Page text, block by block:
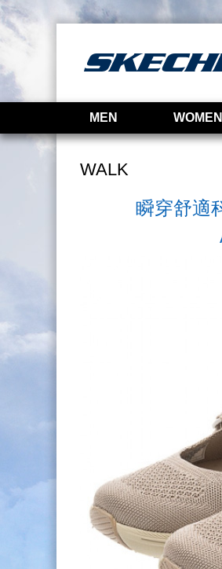
MEN WOMEN
WALK
瞬穿舒適